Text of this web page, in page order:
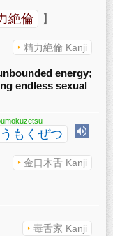
絶倫 】
精力絶倫 Kanji
energy;
endless sexual
もくぜつ
金口木舌 Kanji
毒舌家 Kanji